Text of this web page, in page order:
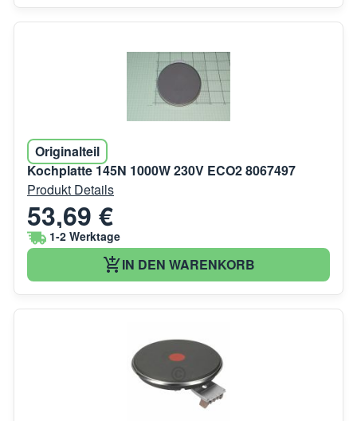
Originalteil
Kochplatte 145N 1000W 230V ECO2 8067497
Produkt Details
53,69 €
1-2 Werktage
IN DEN WARENKORB